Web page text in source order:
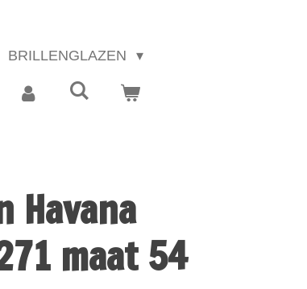
BRILLENGLAZEN
Havana
maat 54